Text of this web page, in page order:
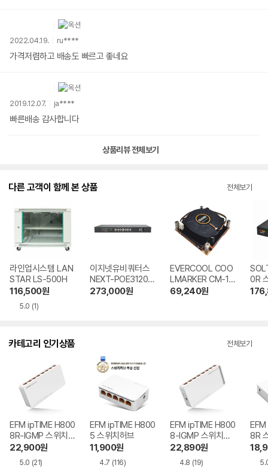
2022.04.19. ru****
가격저렴하고 배송도 빠르고 좋네요
2019.12.07. ja****
빠른배송 감사합니다
상품리뷰 전체보기
다른 고객이 함께 본 상품 전체보기
라인업시스템 LAN
STAR LS-500H
116,500원
5.0 (1)
이지넷유비쿼터스
NEXT-POE3120T
P-SFP 스위치허브
273,000원
EVERCOOL COO
LMARKER CM-17
00 1U T180 서버
69,240원
0R
카테고리 인기상품 전체보기
EFM ipTIME H800
8R-IGMP 스위치허
브
22,900원
5.0 (21)
EFM ipTIME H800
5 스위치허브
11,900원
4.7 (116)
EFM ipTIME H800
8-IGMP 스위치허
브
22,890원
4.8 (19)
8R